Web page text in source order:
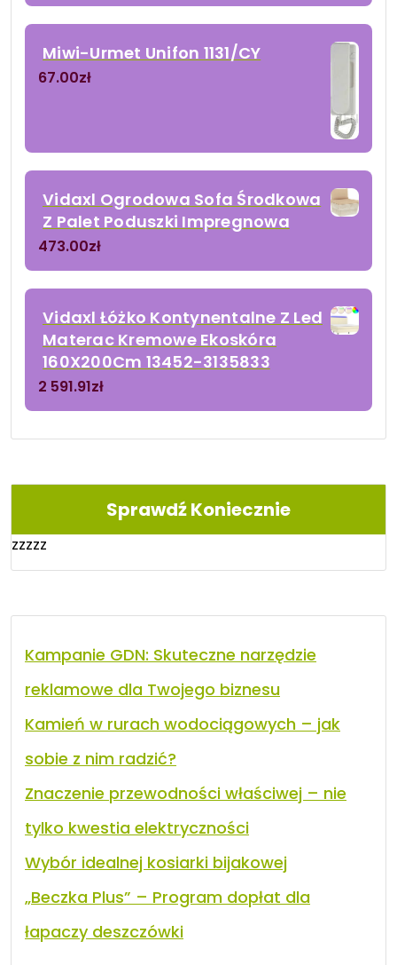
Miwi-Urmet Unifon 1131/CY
67.00zł
Vidaxl Ogrodowa Sofa Środkowa
Z Palet Poduszki Impregnowa
473.00zł
Vidaxl Łóżko Kontynentalne Z Led
Materac Kremowe Ekoskóra
160X200Cm 13452-3135833
2 591.91zł
Sprawdź Koniecznie
zzzzz
Kampanie GDN: Skuteczne narzędzie
reklamowe dla Twojego biznesu
Kamień w rurach wodociągowych – jak
sobie z nim radzić?
Znaczenie przewodności właściwej – nie
tylko kwestia elektryczności
Wybór idealnej kosiarki bijakowej
„Beczka Plus” – Program dopłat dla
łapaczy deszczówki